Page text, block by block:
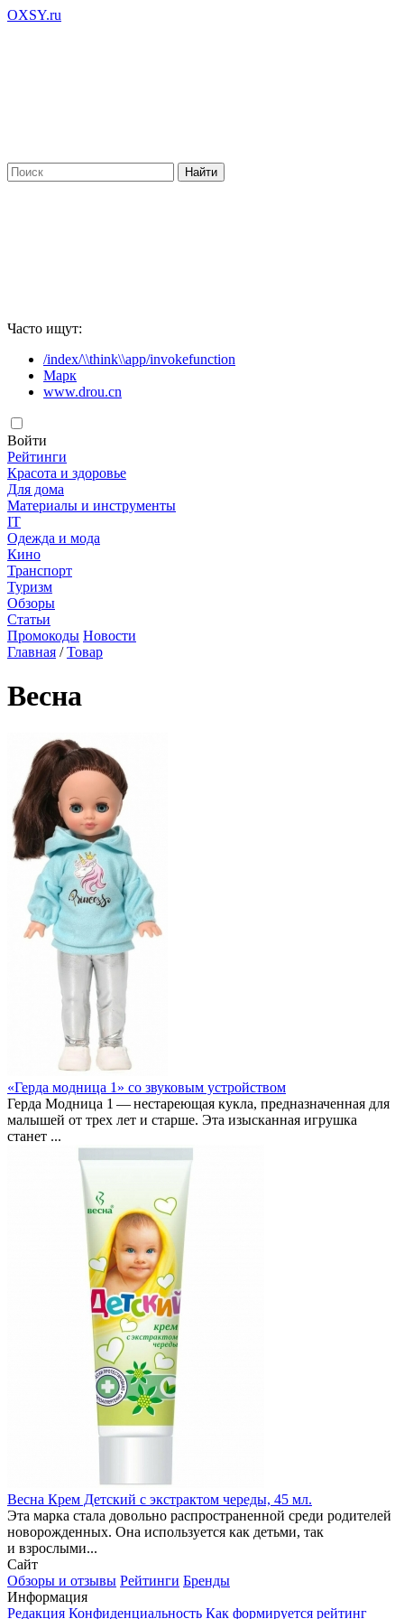
OXSY.ru
Часто ищут:
/index/\\think\\app/invokefunction
Марк
www.drou.cn
Войти
Рейтинги
Красота и здоровье
Для дома
Материалы и инструменты
IT
Одежда и мода
Кино
Транспорт
Туризм
Обзоры
Статьи
Промокоды Новости
Главная /Товар
Весна
«Герда модница 1» со звуковым устройством
Герда Модница 1 — нестареющая кукла, предназначенная для
малышей от трех лет и старше. Эта изысканная игрушка
станет ...
Весна Крем Детский с экстрактом череды, 45 мл.
Эта марка стала довольно распространенной среди родителей
новорожденных. Она используется как детьми, так
и взрослыми...
Сайт
Обзоры и отзывы Рейтинги Бренды
Информация
Редакция Конфиденциальность Как формируется рейтинг